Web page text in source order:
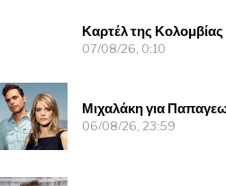
Καρτέλ της
07/08/26, 0:10
Μιχαλάκη για
06/08/26, 23:59